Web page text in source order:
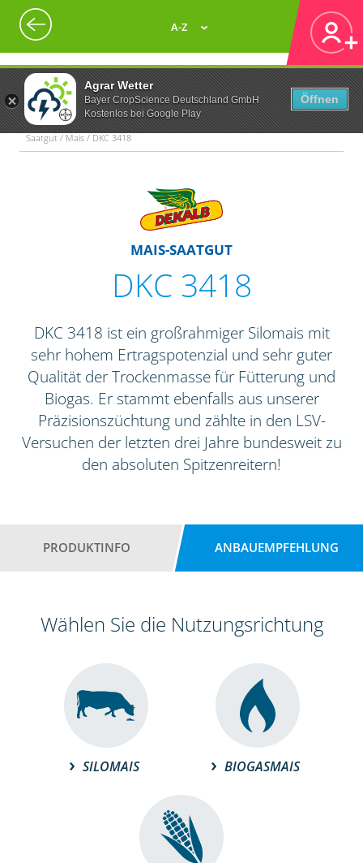
Agrar Wetter
Bayer CropScience Deutschland GmbH
Kostenlos bei Google Play
Öffnen
A-Z
Saatgut / Mais / DKC 3418
MAIS-SAATGUT
DKC 3418
DKC 3418 ist ein großrahmiger Silomais mit
sehr hohem Ertragspotenzial und sehr guter
Qualität der Trockenmasse für Fütterung und
Biogas. Er stammt ebenfalls aus unserer
Präzisionszüchtung und zählte in den LSV-
Versuchen der letzten drei Jahre bundesweit zu
den absoluten Spitzenreitern!
PRODUKTINFO ANBAUEMPFEHLUNG
Wählen Sie die Nutzungsrichtung
SILOMAIS BIOGASMAIS